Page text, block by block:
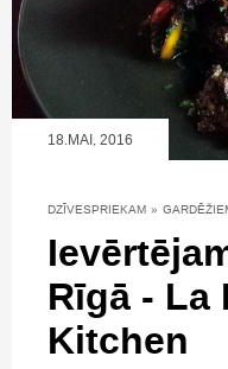
18.MAI, 2016
DZĪVESPRIEKAM »
Rīgā - La
Kitchen